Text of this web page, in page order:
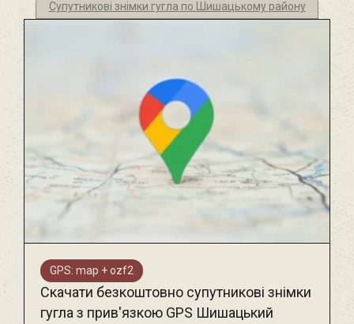
Супутникові знімки гугла по Шишацькому району
GPS: map + ozf2
Скачати безкоштовно супутникові знімки
гугла з прив'язкою GPS Шишацький